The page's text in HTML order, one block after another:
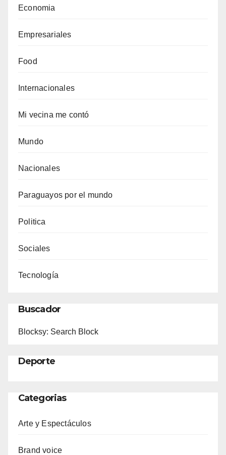
Economia
Empresariales
Food
Internacionales
Mi vecina me contó
Mundo
Nacionales
Paraguayos por el mundo
Politica
Sociales
Tecnología
Buscador
Blocksy: Search Block
Deporte
Categorias
Arte y Espectáculos
Brand voice